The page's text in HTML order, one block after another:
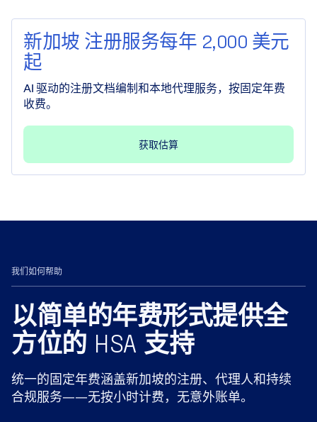
新加坡 注册服务每年 2,000 美元
起
AI 驱动的注册文档编制和本地代理服务，按固定年费
收费。
获取估算
我们如何帮助
以简单的年费形式提供全
方位的 HSA 支持
统一的固定年费涵盖新加坡的注册、代理人和持续
合规服务——无按小时计费，无意外账单。